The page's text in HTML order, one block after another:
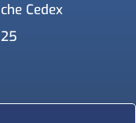
Cedex